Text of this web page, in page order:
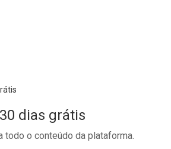
E, nessa liberdade, a forma que
saber olhar, e "ser". Que este «Relógio»
dias grátis
todo o conteúdo da plataforma.